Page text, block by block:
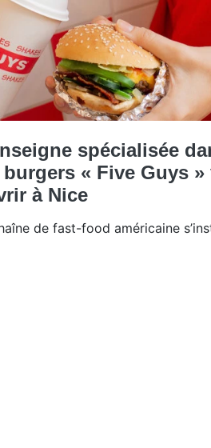
spécialisée
burgers « Five Guys »
à Nice
de fast-food américaine